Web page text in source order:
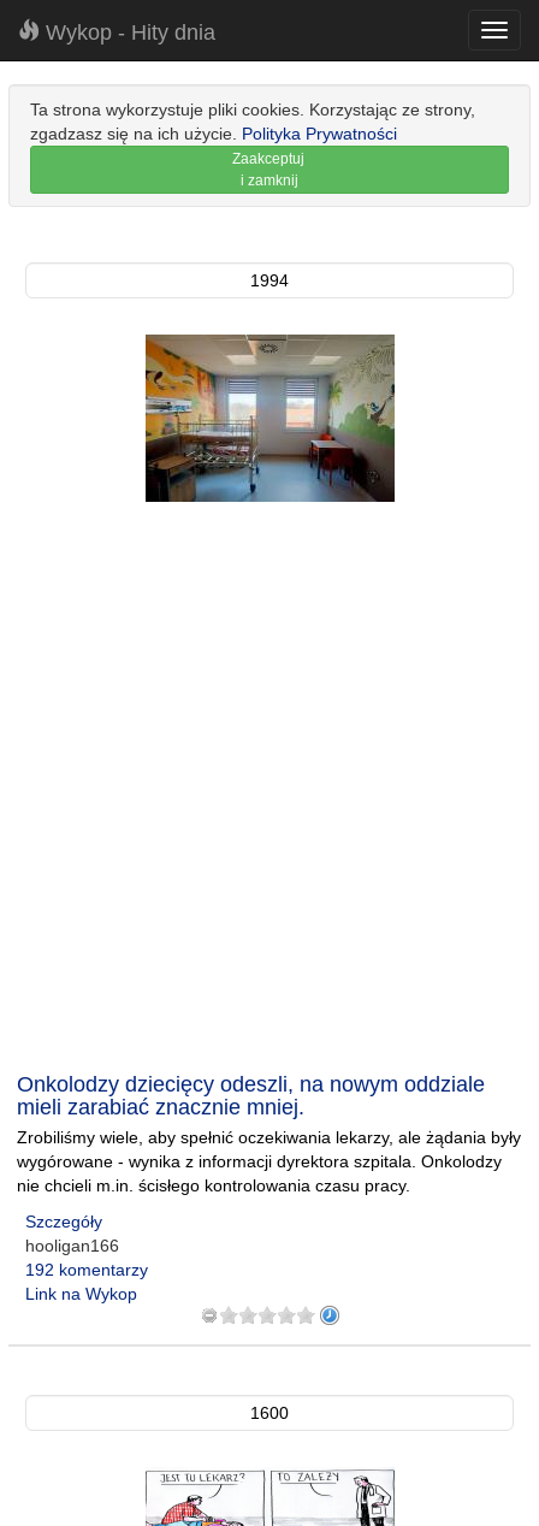
Wykop - Hity dnia
Ta strona wykorzystuje pliki cookies. Korzystając ze strony,
zgadzasz się na ich użycie. Polityka Prywatności
Zaakceptuj
i zamknij
1994
Onkolodzy dziecięcy odeszli, na nowym oddziale
mieli zarabiać znacznie mniej.
Zrobiliśmy wiele, aby spełnić oczekiwania lekarzy, ale żądania były
wygórowane - wynika z informacji dyrektora szpitala. Onkolodzy
nie chcieli m.in. ścisłego kontrolowania czasu pracy.
Szczegóły
hooligan166
192 komentarzy
Link na Wykop
1600